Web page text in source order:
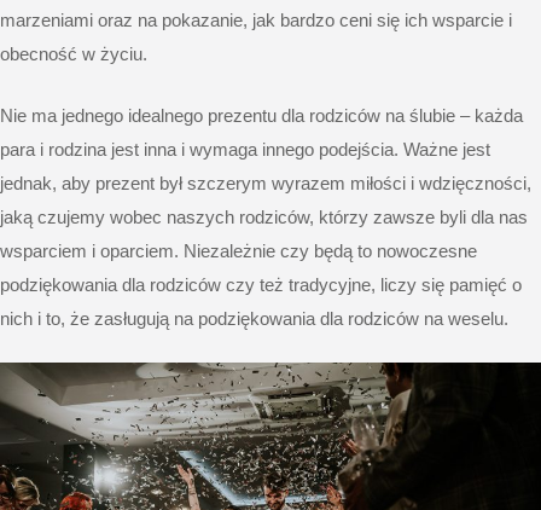
marzeniami oraz na pokazanie, jak bardzo ceni się ich wsparcie i
obecność w życiu.
Nie ma jednego idealnego prezentu dla rodziców na ślubie – każda
para i rodzina jest inna i wymaga innego podejścia. Ważne jest
jednak, aby prezent był szczerym wyrazem miłości i wdzięczności,
jaką czujemy wobec naszych rodziców, którzy zawsze byli dla nas
wsparciem i oparciem. Niezależnie czy będą to nowoczesne
podziękowania dla rodziców czy też tradycyjne, liczy się pamięć o
nich i to, że zasługują na podziękowania dla rodziców na weselu.